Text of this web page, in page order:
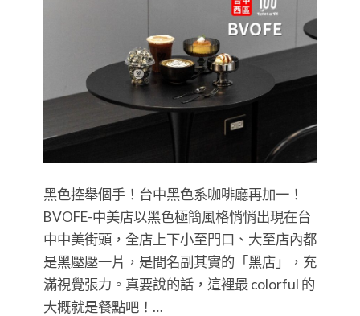
黑色控舉個手！台中黑色系咖啡廳再加一！
BVOFE-中美店以黑色極簡風格悄悄出現在台
中中美街頭，全店上下小至門口、大至店內都
是黑壓壓一片，是間名副其實的「黑店」，充
滿視覺張力。真要說的話，這裡最 colorful 的
大概就是餐點吧！…